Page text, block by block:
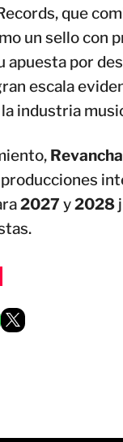
que
un sello con
apuesta por
escala
industria
2027 y2028